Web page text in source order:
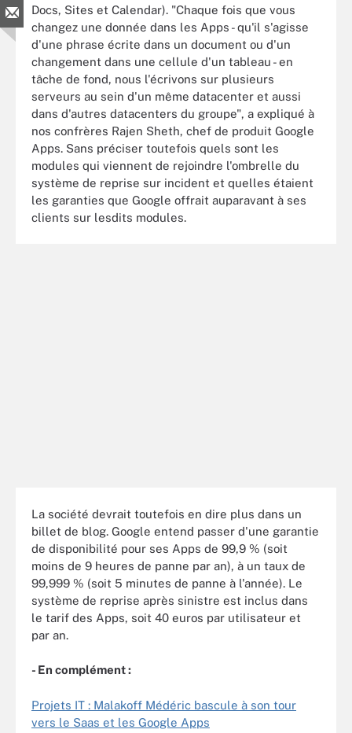
Docs, Sites et Calendar). "Chaque fois que vous
changez une donnée dans les Apps - qu'il s'agisse
d'une phrase écrite dans un document ou d'un
changement dans une cellule d'un tableau - en
tâche de fond, nous l'écrivons sur plusieurs
serveurs au sein d'un même datacenter et aussi
dans d'autres datacenters du groupe", a expliqué à
nos confrères Rajen Sheth, chef de produit Google
Apps. Sans préciser toutefois quels sont les
modules qui viennent de rejoindre l'ombrelle du
système de reprise sur incident et quelles étaient
les garanties que Google offrait auparavant à ses
clients sur lesdits modules.
La société devrait toutefois en dire plus dans un
billet de blog. Google entend passer d'une garantie
de disponibilité pour ses Apps de 99,9 % (soit
moins de 9 heures de panne par an), à un taux de
99,999 % (soit 5 minutes de panne à l'année). Le
système de reprise après sinistre est inclus dans
le tarif des Apps, soit 40 euros par utilisateur et
par an.
- En complément :
Projets IT : Malakoff Médéric bascule à son tour
vers le Saas et les Google Apps